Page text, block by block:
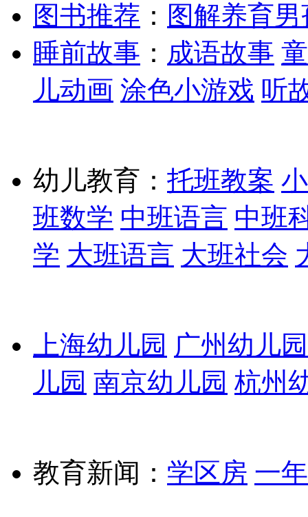
图书推荐 ： 图解养育男
睡前故事 ： 成语故事
儿动画 涂色小游戏 听
幼儿教育： 托班教案
班数学 中班语言 中班
学 大班语言 大班社会
上海幼儿园 广州幼儿园
儿园 南京幼儿园 杭州
教育新闻： 学区房 一